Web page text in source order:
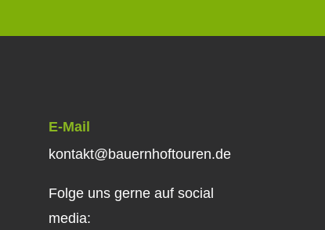
E-Mail
kontakt@bauernhoftouren.de
Folge uns gerne auf social
media: